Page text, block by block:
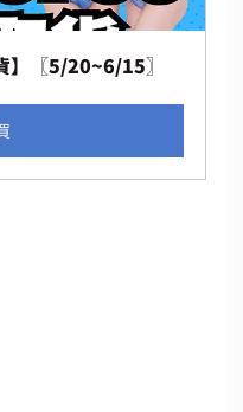
】〖5/20~6/15〗